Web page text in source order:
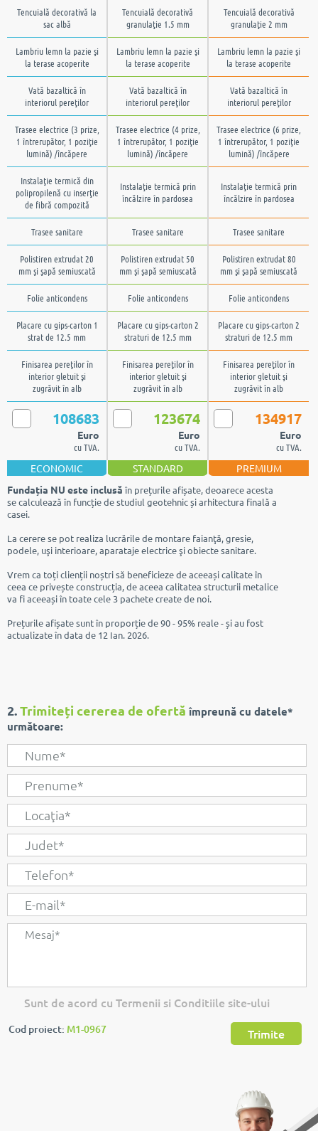
Tencuială decorativă la
sac albă
Tencuială decorativă
granulaţie 1.5 mm
Tencuială decorativă
granulaţie 2 mm
Lambriu lemn la pazie şi
la terase acoperite
Lambriu lemn la pazie şi
la terase acoperite
Lambriu lemn la pazie şi
la terase acoperite
Vată bazaltică în
interiorul pereţilor
Vată bazaltică în
interiorul pereţilor
Vată bazaltică în
interiorul pereţilor
Trasee electrice (3 prize,
1 întrerupător, 1 poziţie
lumină) /încăpere
Trasee electrice (4 prize,
1 întrerupător, 1 poziţie
lumină) /încăpere
Trasee electrice (6 prize,
1 întrerupător, 1 poziţie
lumină) /încăpere
Instalaţie termică din
polipropilenă cu inserţie
de fibră compozită
Instalaţie termică prin
încălzire în pardosea
Instalaţie termică prin
încălzire în pardosea
Trasee sanitare Trasee sanitare Trasee sanitare
Polistiren extrudat 20
mm şi şapă semiuscată
Polistiren extrudat 50
mm şi şapă semiuscată
Polistiren extrudat 80
mm şi şapă semiuscată
Folie anticondens Folie anticondens Folie anticondens
Placare cu gips-carton 1
strat de 12.5 mm
Placare cu gips-carton 2
straturi de 12.5 mm
Placare cu gips-carton 2
straturi de 12.5 mm
Finisarea pereţilor în
interior gletuit şi
zugrăvit în alb
Finisarea pereţilor în
interior gletuit şi
zugrăvit în alb
Finisarea pereţilor în
interior gletuit şi
zugrăvit în alb
108683
Euro
cu TVA.
123674
Euro
cu TVA.
134917
Euro
cu TVA.
ECONOMIC STANDARD
PREMIUM
Fundația NU este inclusă în prețurile afișate, deoarece acesta
se calculează în funcție de studiul geotehnic și arhitectura finală a
casei.
La cerere se pot realiza lucrările de montare faianţă, gresie,
podele, uşi interioare, aparataje electrice şi obiecte sanitare.
Vrem ca toți clienții noștri să beneficieze de aceeași calitate în
ceea ce privește construcția, de aceea calitatea structurii metalice
va fi aceeași în toate cele 3 pachete create de noi.
Prețurile afișate sunt în proporție de 90 - 95% reale - și au fost
actualizate în data de 12 Ian. 2026.
2.Trimiteți cererea de ofertă împreună cu datele*
următoare:
Sunt de acord cu Termenii si Conditiile site-ului
Cod proiect: M1-0967 Trimite